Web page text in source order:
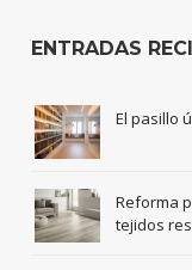
ENTRADAS
El pasillo
Reforma
tejidos